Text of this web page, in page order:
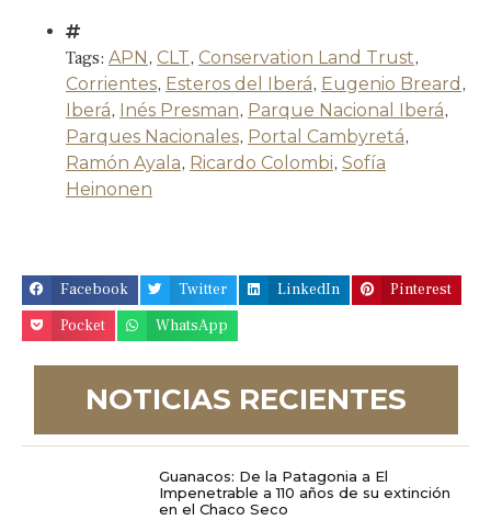
Tags: APN, CLT, Conservation Land Trust,
Corrientes, Esteros del Iberá, Eugenio Breard ,
Iberá, Inés Presman, Parque Nacional Iberá,
Parques Nacionales, Portal Cambyretá,
Ramón Ayala, Ricardo Colombi, Sofía
Heinonen
Facebook Twitter LinkedIn
Pinterest
Pocket
WhatsApp
NOTICIAS RECIENTES
Guanacos: De la Patagonia a El
Impenetrable a 110 años de su extinción
en el Chaco Seco